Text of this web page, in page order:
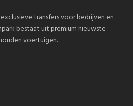
transfers voor bedrijven en
bestaat uit premium nieuwste
voertuigen.